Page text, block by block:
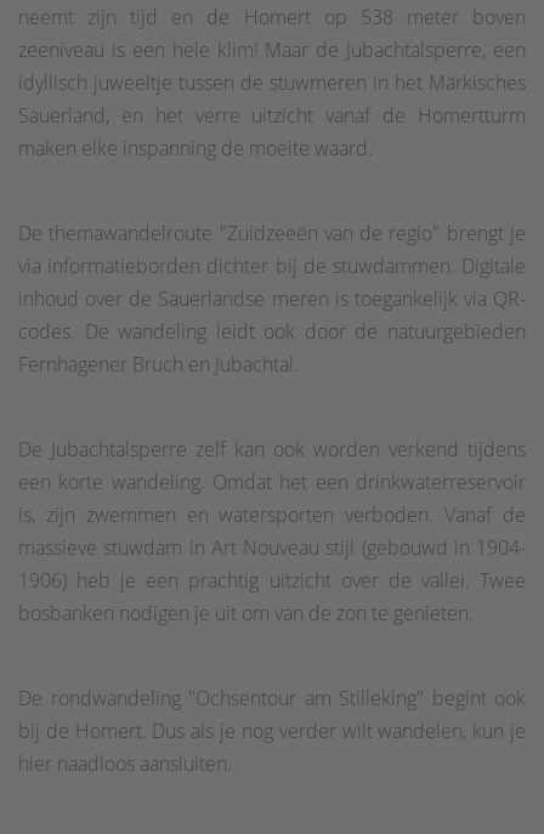
neemt zijn tijd en de Homert op 538 meter boven
zeeniveau is een hele klim! Maar de Jubachtalsperre, een
idyllisch juweeltje tussen de stuwmeren in het Märkisches
Sauerland, en het verre uitzicht vanaf de Homertturm
maken elke inspanning de moeite waard.
De themawandelroute "Zuidzeeën van de regio" brengt je
via informatieborden dichter bij de stuwdammen. Digitale
inhoud over de Sauerlandse meren is toegankelijk via QR-
codes. De wandeling leidt ook door de natuurgebieden
Fernhagener Bruch en Jubachtal.
De Jubachtalsperre zelf kan ook worden verkend tijdens
een korte wandeling. Omdat het een drinkwaterreservoir
is, zijn zwemmen en watersporten verboden. Vanaf de
massieve stuwdam in Art Nouveau stijl (gebouwd in 1904-
1906) heb je een prachtig uitzicht over de vallei. Twee
bosbanken nodigen je uit om van de zon te genieten.
De rondwandeling "Ochsentour am Stilleking" begint ook
bij de Homert. Dus als je nog verder wilt wandelen, kun je
hier naadloos aansluiten.